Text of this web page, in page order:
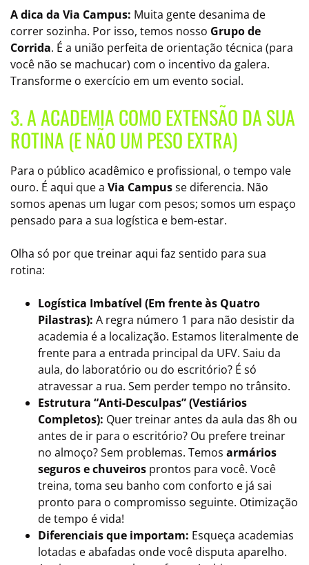
A dica da Via Campus: Muita gente desanima de
correr sozinha. Por isso, temos nosso Grupo de
Corrida. É a união perfeita de orientação técnica (para
você não se machucar) com o incentivo da galera.
Transforme o exercício em um evento social.
3. A ACADEMIA COMO EXTENSÃO DA SUA
ROTINA (E NÃO UM PESO EXTRA)
Para o público acadêmico e profissional, o tempo vale
ouro. É aqui que a Via Campusse diferencia. Não
somos apenas um lugar com pesos; somos um espaço
pensado para a sua logística e bem-estar.
Olha só por que treinar aqui faz sentido para sua
rotina:
Logística Imbatível (Em frente às Quatro
Pilastras): A regra número 1 para não desistir da
academia é a localização. Estamos literalmente de
frente para a entrada principal da UFV. Saiu da
aula, do laboratório ou do escritório? É só
atravessar a rua. Sem perder tempo no trânsito.
Estrutura “Anti-Desculpas” (Vestiários
Completos): Quer treinar antes da aula das 8h ou
antes de ir para o escritório? Ou prefere treinar
no almoço? Sem problemas. Temos armários
seguros e chuveiros prontos para você. Você
treina, toma seu banho com conforto e já sai
pronto para o compromisso seguinte. Otimização
de tempo é vida!
Diferenciais que importam: Esqueça academias
lotadas e abafadas onde você disputa aparelho.